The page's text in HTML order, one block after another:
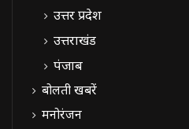
उत्तर प्रदेश
उत्तराखंड
पंजाब
बोलती खबरें
मनोरंजन